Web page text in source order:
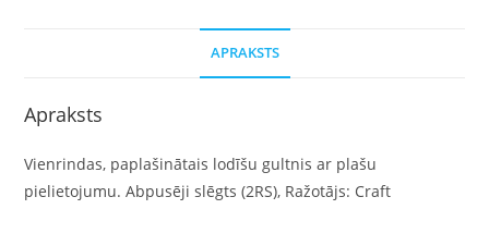
APRAKSTS
Apraksts
Vienrindas, paplašinātais lodīšu gultnis ar plašu
pielietojumu. Abpusēji slēgts (2RS), Ražotājs: Craft